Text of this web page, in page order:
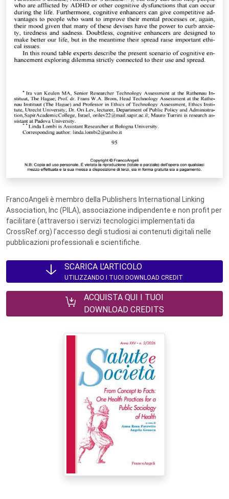
FrancoAngeli è membro della Publishers International Linking
Association, Inc (PILA), associazione indipendente e non profit per
facilitare (attraverso i servizi tecnologici implementati da
CrossRef.org) l’accesso degli studiosi ai contenuti digitali nelle
pubblicazioni professionali e scientifiche.
SCARICA L'ARTICOLO
UTILIZZANDO I TUOI DOWNLOAD CREDIT
ACQUISTA QUI I TUOI
DOWNLOAD CREDITS